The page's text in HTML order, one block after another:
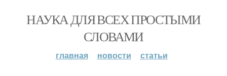
НАУКА ДЛЯ ВСЕХ ПРОСТЫМИ
СЛОВАМИ
главная новости статьи